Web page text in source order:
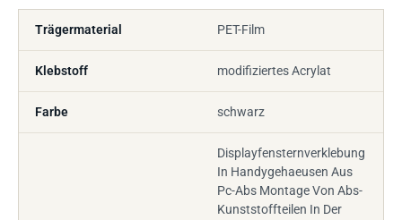
Trägermaterial PET-Film
Klebstoff modifiziertes Acrylat
Farbe schwarz
Displayfensternverklebung
In Handygehaeusen Aus
Pc-Abs Montage Von Abs-
Kunststoffteilen In Der